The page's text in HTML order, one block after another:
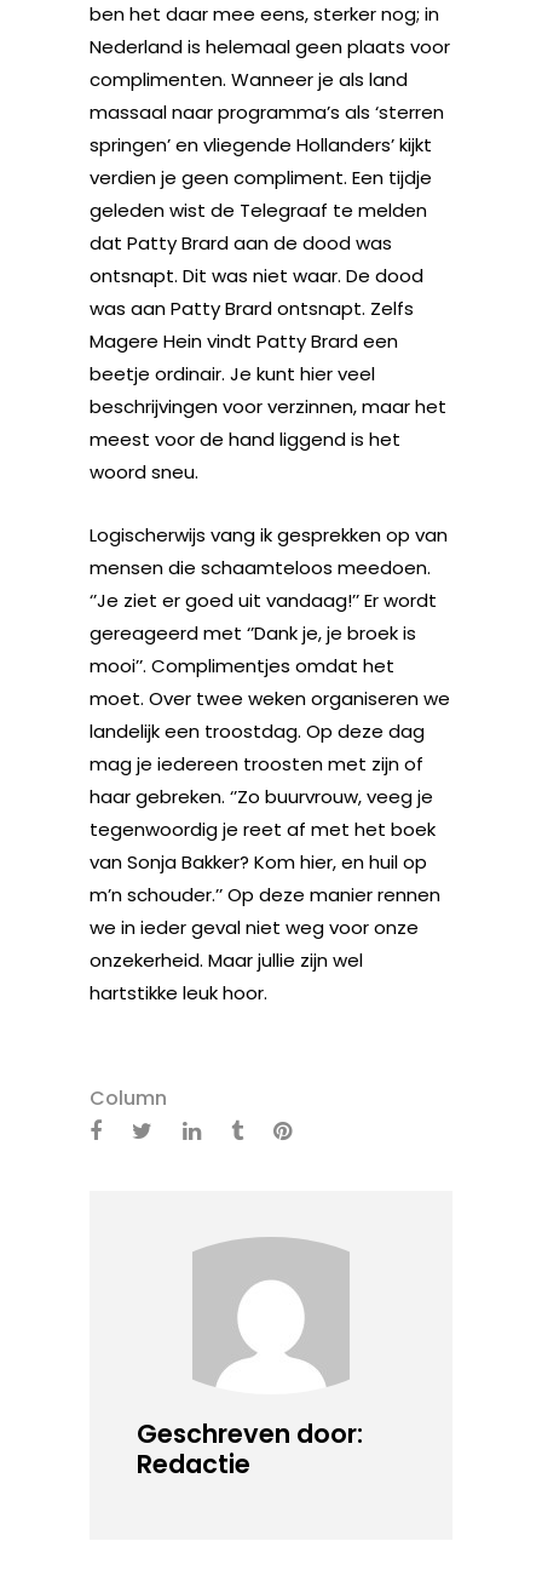
ben het daar mee eens, sterker nog; in
Nederland is helemaal geen plaats voor
complimenten. Wanneer je als land
massaal naar programma’s als ‘sterren
springen’ en vliegende Hollanders’ kijkt
verdien je geen compliment. Een tijdje
geleden wist de Telegraaf te melden
dat Patty Brard aan de dood was
ontsnapt. Dit was niet waar. De dood
was aan Patty Brard ontsnapt. Zelfs
Magere Hein vindt Patty Brard een
beetje ordinair. Je kunt hier veel
beschrijvingen voor verzinnen, maar het
meest voor de hand liggend is het
woord sneu.
Logischerwijs vang ik gesprekken op van
mensen die schaamteloos meedoen.
‘’Je ziet er goed uit vandaag!’’ Er wordt
gereageerd met ‘’Dank je, je broek is
mooi’’. Complimentjes omdat het
moet. Over twee weken organiseren we
landelijk een troostdag. Op deze dag
mag je iedereen troosten met zijn of
haar gebreken. ‘’Zo buurvrouw, veeg je
tegenwoordig je reet af met het boek
van Sonja Bakker? Kom hier, en huil op
m’n schouder.’’ Op deze manier rennen
we in ieder geval niet weg voor onze
onzekerheid. Maar jullie zijn wel
hartstikke leuk hoor.
Column
Geschreven door:
Redactie